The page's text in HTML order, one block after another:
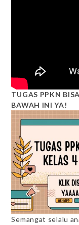
TUGAS PPKN
BAWAH INI YA!
Semangat selalu